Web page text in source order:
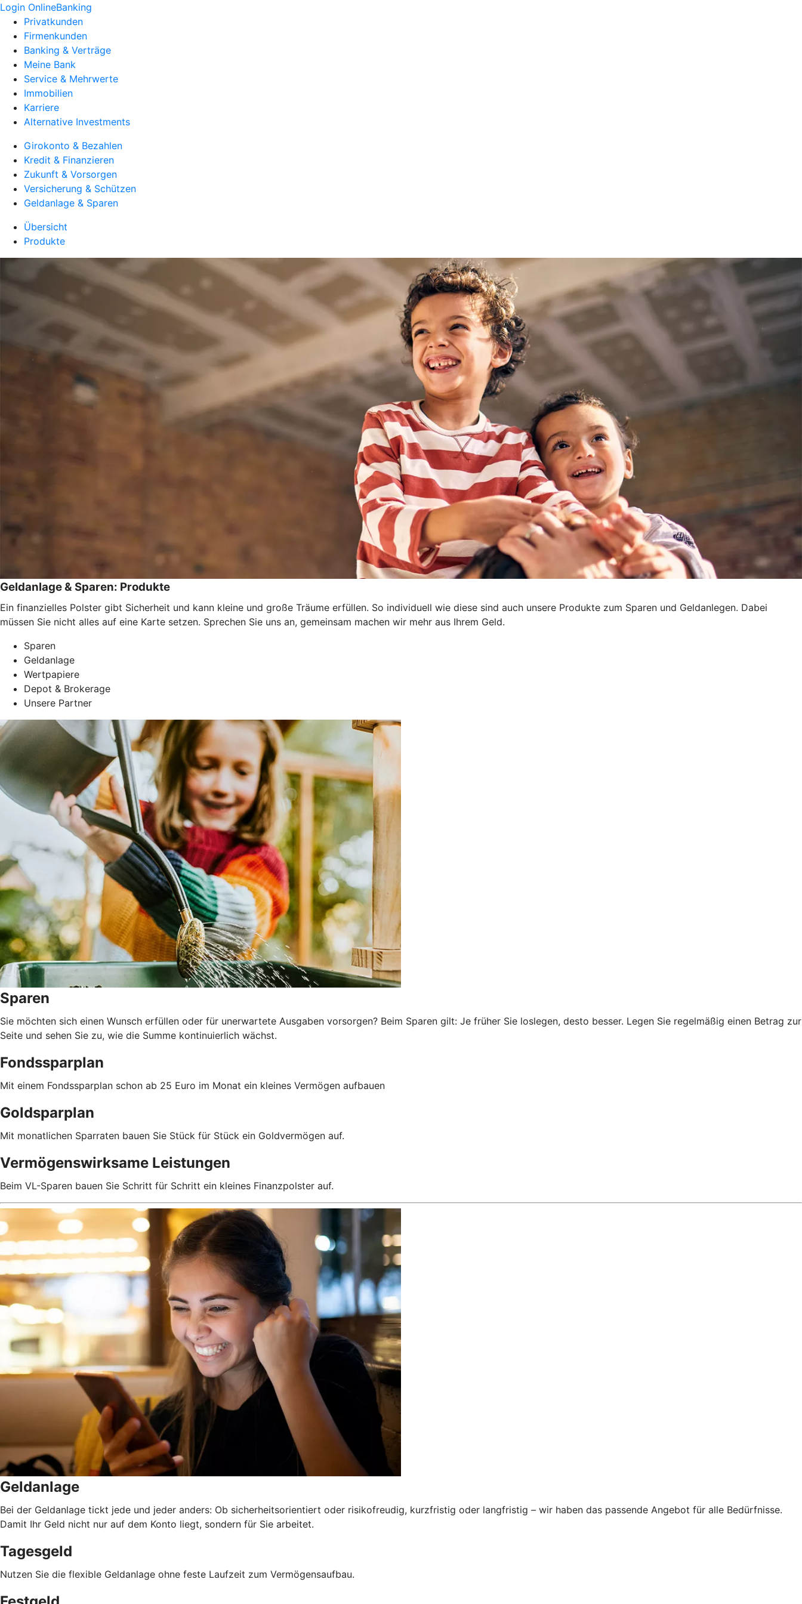
Login OnlineBanking
Privatkunden
Firmenkunden
Banking & Verträge
Meine Bank
Service & Mehrwerte
Immobilien
Karriere
Alternative Investments
Girokonto & Bezahlen
Kredit & Finanzieren
Zukunft & Vorsorgen
Versicherung & Schützen
Geldanlage & Sparen
Übersicht
Produkte
Geldanlage & Sparen: Produkte
Ein finanzielles Polster gibt Sicherheit und kann kleine und große Träume erfüllen. So individuell wie diese sind auch unsere Produkte zum Sparen und Geldanlegen. Dabei
müssen Sie nicht alles auf eine Karte setzen. Sprechen Sie uns an, gemeinsam machen wir mehr aus Ihrem Geld.
Sparen
Geldanlage
Wertpapiere
Depot & Brokerage
Unsere Partner
Sparen
Sie möchten sich einen Wunsch erfüllen oder für unerwartete Ausgaben vorsorgen? Beim Sparen gilt: Je früher Sie loslegen, desto besser. Legen Sie regelmäßig einen Betrag zur
Seite und sehen Sie zu, wie die Summe kontinuierlich wächst.
Fondssparplan
Mit einem Fondssparplan schon ab 25 Euro im Monat ein kleines Vermögen aufbauen
Goldsparplan
Mit monatlichen Sparraten bauen Sie Stück für Stück ein Goldvermögen auf.
Vermögenswirksame Leistungen
Beim VL-Sparen bauen Sie Schritt für Schritt ein kleines Finanzpolster auf.
Geldanlage
Bei der Geldanlage tickt jede und jeder anders: Ob sicherheitsorientiert oder risikofreudig, kurzfristig oder langfristig – wir haben das passende Angebot für alle Bedürfnisse.
Damit Ihr Geld nicht nur auf dem Konto liegt, sondern für Sie arbeitet.
Tagesgeld
Nutzen Sie die flexible Geldanlage ohne feste Laufzeit zum Vermögensaufbau.